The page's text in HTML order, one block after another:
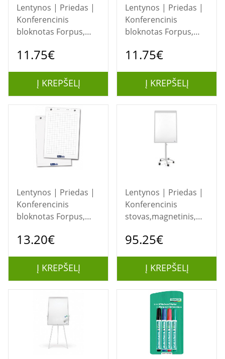
Lentynos | Priedas |
Konferencinis
bloknotas Forpus,
50 lapų
11.75€
Į KREPŠELĮ
Lentynos | Priedas |
Konferencinis
bloknotas Forpus,
(50)
11.75€
Į KREPŠELĮ
Lentynos | Priedas |
Konferencinis
bloknotas Forpus,
baltas (50)
13.20€
Į KREPŠELĮ
Lentynos | Priedas |
Konferencinis
stovas,magnetinis,
100x70 cm, Forpus
95.25€
Į KREPŠELĮ